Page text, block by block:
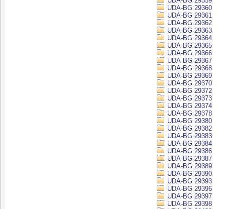
UDA-BG 29360
UDA-BG 29361
UDA-BG 29362
UDA-BG 29363
UDA-BG 29364
UDA-BG 29365
UDA-BG 29366
UDA-BG 29367
UDA-BG 29368
UDA-BG 29369
UDA-BG 29370
UDA-BG 29372
UDA-BG 29373
UDA-BG 29374
UDA-BG 29378
UDA-BG 29380
UDA-BG 29382
UDA-BG 29383
UDA-BG 29384
UDA-BG 29386
UDA-BG 29387
UDA-BG 29389
UDA-BG 29390
UDA-BG 29393
UDA-BG 29396
UDA-BG 29397
UDA-BG 29398